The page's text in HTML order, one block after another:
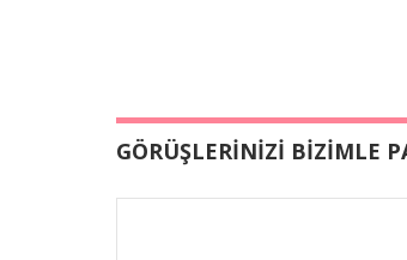
GÖRÜŞLERİNİZİ BİZİMLE